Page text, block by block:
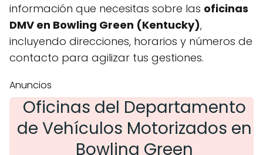
información que necesitas sobre las oficinas
DMV en Bowling Green (Kentucky),
incluyendo direcciones, horarios y números de
contacto para agilizar tus gestiones.
Anuncios
Oficinas del Departamento
de Vehículos Motorizados en
Bowling Green